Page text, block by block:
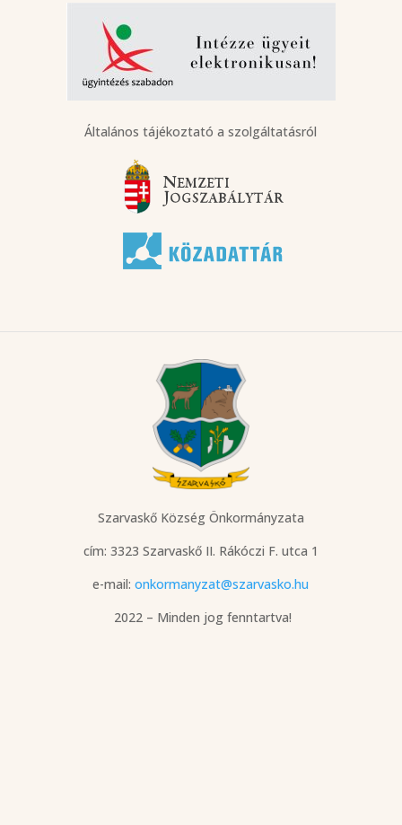
Általános tájékoztató a szolgáltatásról
Szarvaskő Község Önkormányzata
cím: 3323 Szarvaskő II. Rákóczi F. utca 1
e-mail:onkormanyzat@szarvasko.hu
2022 – Minden jog fenntartva!